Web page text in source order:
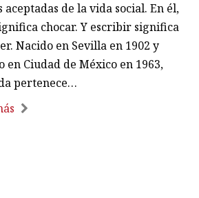
aceptadas de la vida social. En él,
chocar. Y escribir significa
Nacido en Sevilla en 1902 y
en Ciudad de México en 1963,
pertenece…